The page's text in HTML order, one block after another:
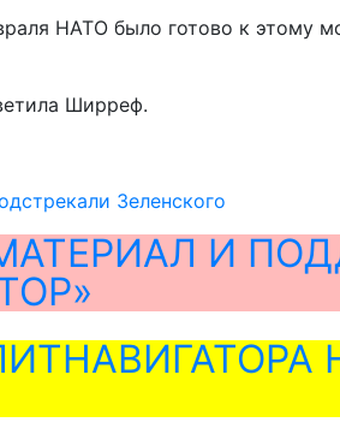
НАТО было готово к этому
Ширреф.
Зеленского
И